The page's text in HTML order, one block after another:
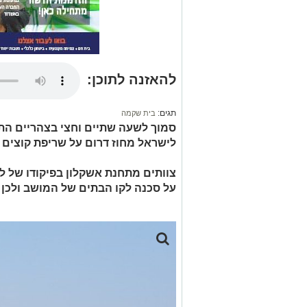
להאזנה לתוכן:
תגים: בית שקמה
לישראל מחוז דרום על שריפת
צוותים מתחנת אשקלון בפיקודו של
על סכנה לקו הבתים של המושב